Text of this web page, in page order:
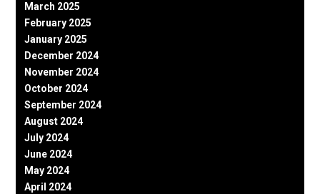
March 2025
February 2025
January 2025
December 2024
November 2024
October 2024
September 2024
August 2024
July 2024
June 2024
May 2024
April 2024